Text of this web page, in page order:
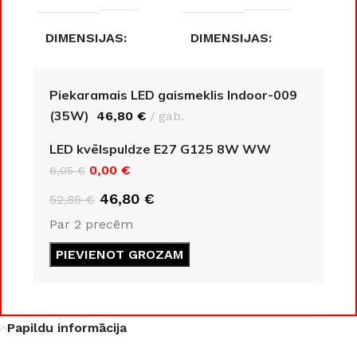
DIMENSIJAS
AIZSARDZĪBAS
KLASE
COKOLA TIPS
E27
JAUDA 35 W
DIMENSIJAS
JAUDA 8 W
Piekaramais LED gaismeklis Indoor-009
(35W)
46,80 € gab.
LED kvēlspuldze E27 G125 8W WW
6,05€ 0,00 €
52,85€ 46,80 €
Par 2 precēm
PIEVIENOT GROZAM
Papildu informācija